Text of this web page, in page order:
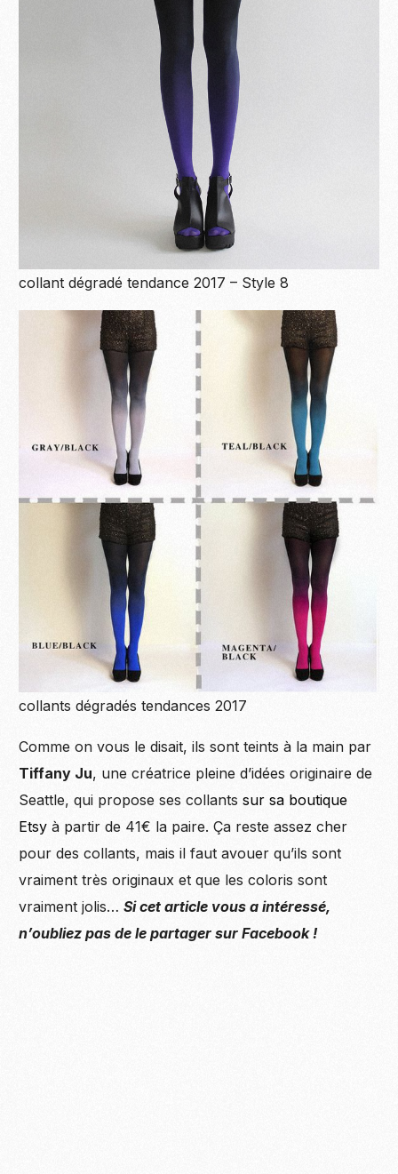
collant dégradé tendance 2017 – Style 8
collants dégradés tendances 2017
Comme on vous le disait, ils sont teints à la main par
Tiffany Ju, une créatrice pleine d’idées originaire de
Seattle, qui propose ses collantssur sa boutique
Etsy à partir de 41€ la paire. Ça reste assez cher
pour des collants, mais il faut avouer qu’ils sont
vraiment très originaux et que les coloris sont
vraiment jolis…Si cet article vous a intéressé,
n’oubliez pas de le partager sur Facebook !